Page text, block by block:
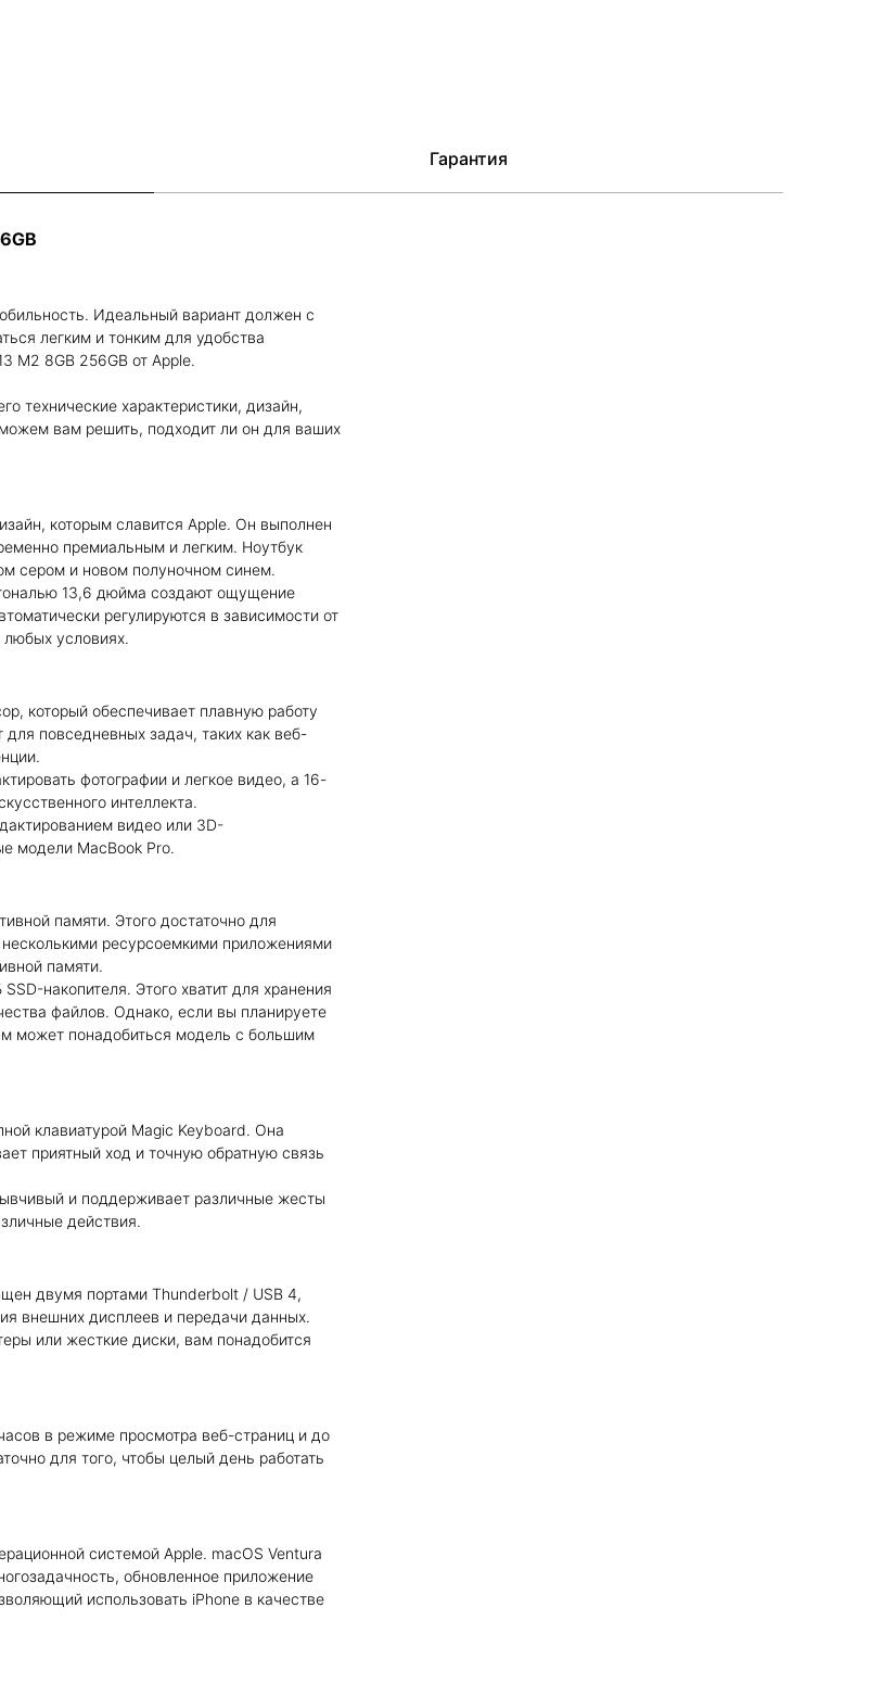
Гарантия
Идеальный вариант должен с
легким и тонким для удобства
M2 8GB 256GB от Apple.
технические характеристики, дизайн,
вам решить, подходит ли он для ваших
которым славится Apple. Он выполнен
премиальным и легким. Ноутбук
сером и новом полуночном синем.
13,6 дюйма создают ощущение
регулируются в зависимости от
условиях.
который обеспечивает плавную работу
повседневных задач, таких как веб-
фотографии и легкое видео, а 16-
интеллекта.
видео или 3D-
модели MacBook Pro.
памяти. Этого достаточно для
ресурсоемкими приложениями
памяти.
накопителя. Этого хватит для хранения
файлов. Однако, если вы планируете
может понадобиться модель с большим
клавиатурой Magic Keyboard. Она
приятный ход и точную обратную связь
и поддерживает различные жесты
действия.
двумя портами Thunderbolt / USB 4,
внешних дисплеев и передачи данных.
или жесткие диски, вам понадобится
в режиме просмотра веб-страниц и до
для того, чтобы целый день работать
системой Apple. macOS Ventura
обновленное приложение
использовать iPhone в качестве